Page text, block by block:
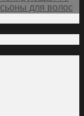
для волос